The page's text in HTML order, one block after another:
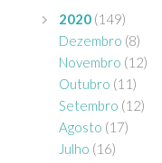
2020 (149)
Dezembro (8)
Novembro (12)
Outubro (11)
Setembro (12)
Agosto (17)
Julho (16)